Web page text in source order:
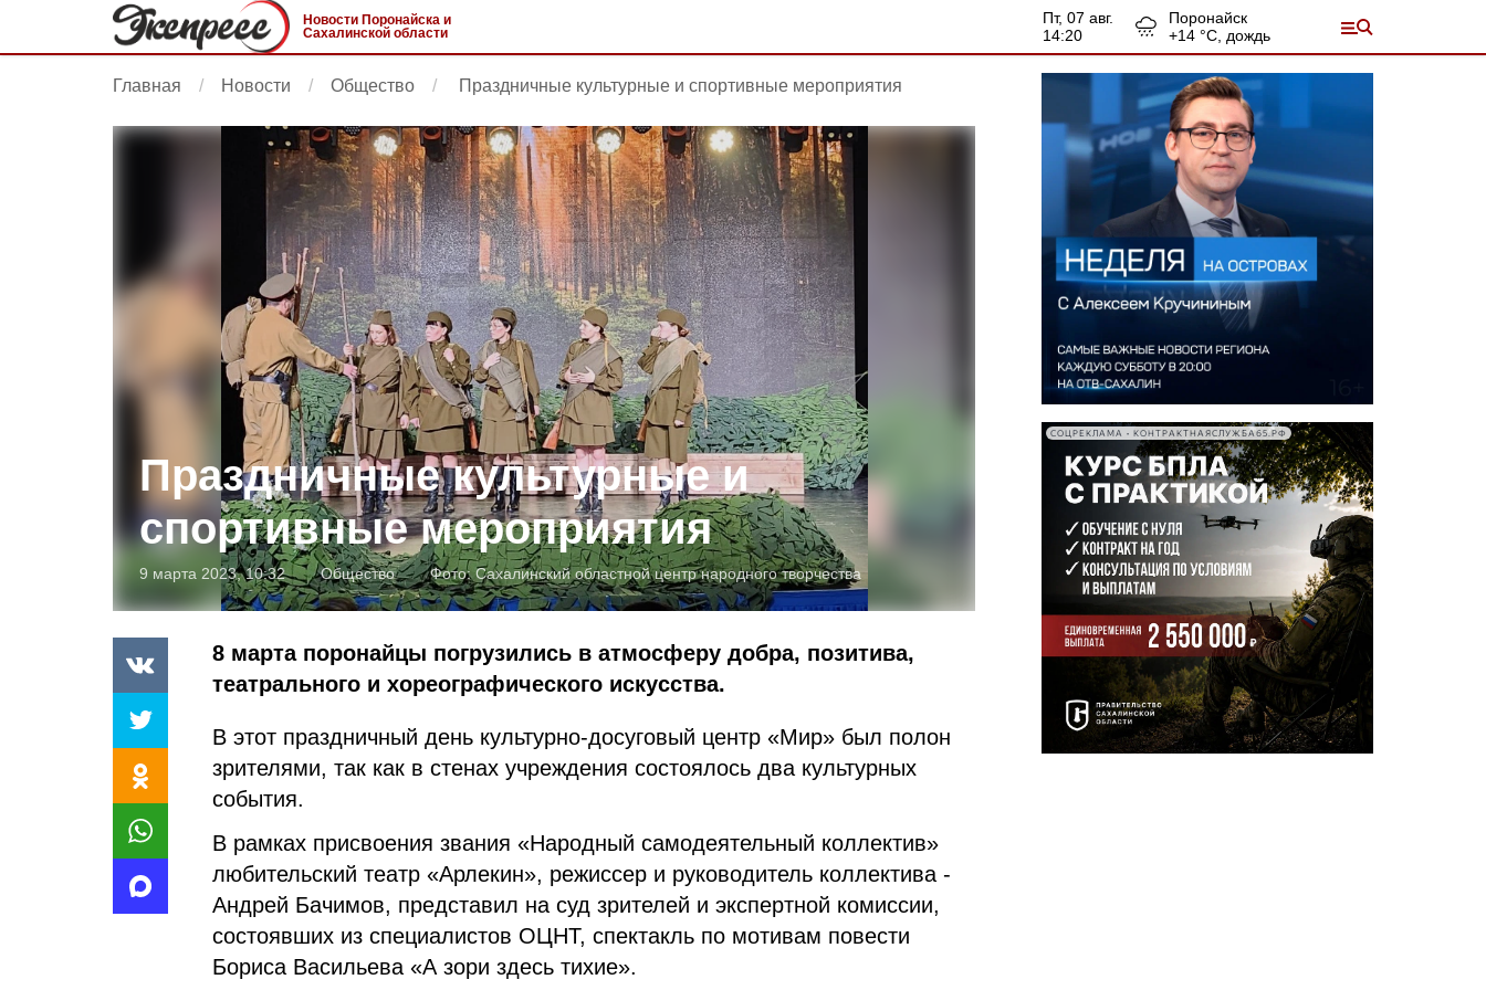
Новости Поронайска и
Сахалинской области
пт, 07 авг.
14:20
Поронайск
+14 °С, дождь
Главная Новости Общество Праздничные культурные и спортивные мероприятия
Праздничные культурные и
спортивные мероприятия
9 марта 2023, 10:32 Общество Фото:Сахалинский областной центр народного творчества
8 марта поронайцы погрузились в атмосферу добра, позитива,
театрального и хореографического искусства.
В этот праздничный день культурно-досуговый центр «Мир» был полон
зрителями, так как в стенах учреждения состоялось два культурных
события.
В рамках присвоения звания «Народный самодеятельный коллектив»
любительский театр «Арлекин», режиссер и руководитель коллектива -
Андрей Бачимов, представил на суд зрителей и экспертной комиссии,
состоявших из специалистов ОЦНТ, спектакль по мотивам повести
Бориса Васильева «А зори здесь тихие».
СОЦРЕКЛАМА • КОНТРАКТНАЯСЛУЖБА65.РФ